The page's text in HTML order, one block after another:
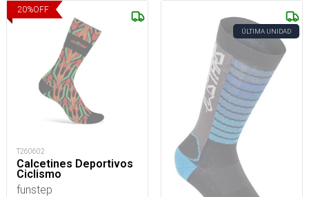
20%OFF
T260602
Calcetines Deportivos
Ciclismo
funstep
ÚLTIMA UNIDAD